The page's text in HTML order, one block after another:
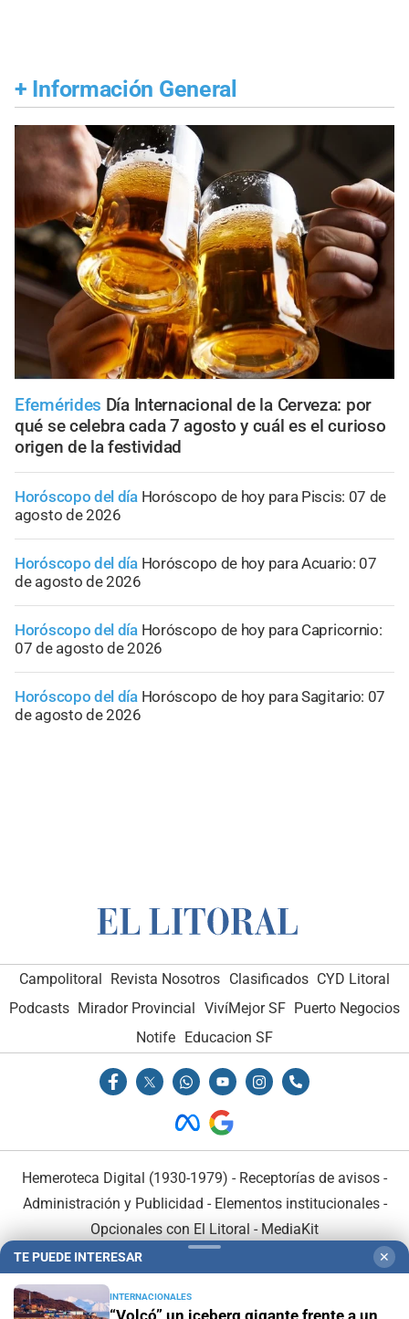
+ Información General
Efemérides Día Internacional de la Cerveza: por
qué se celebra cada 7 agosto y cuál es el curioso
origen de la festividad
Horóscopo del día Horóscopo de hoy para Piscis: 07 de
agosto de 2026
Horóscopo del día Horóscopo de hoy para Acuario: 07
de agosto de 2026
Horóscopo del día Horóscopo de hoy para Capricornio:
07 de agosto de 2026
Horóscopo del día Horóscopo de hoy para Sagitario: 07
de agosto de 2026
Campolitoral Revista Nosotros Clasificados CYD Litoral
Podcasts Mirador Provincial VivíMejor SF Puerto Negocios
Notife Educacion SF
Hemeroteca Digital (1930-1979) - Receptorías de avisos -
Administración y Publicidad - Elementos institucionales-
Opcionales con El Litoral - MediaKit
TE PUEDE INTERESAR ✕
INTERNACIONALES
“Volcó” un iceberg gigante frente a un